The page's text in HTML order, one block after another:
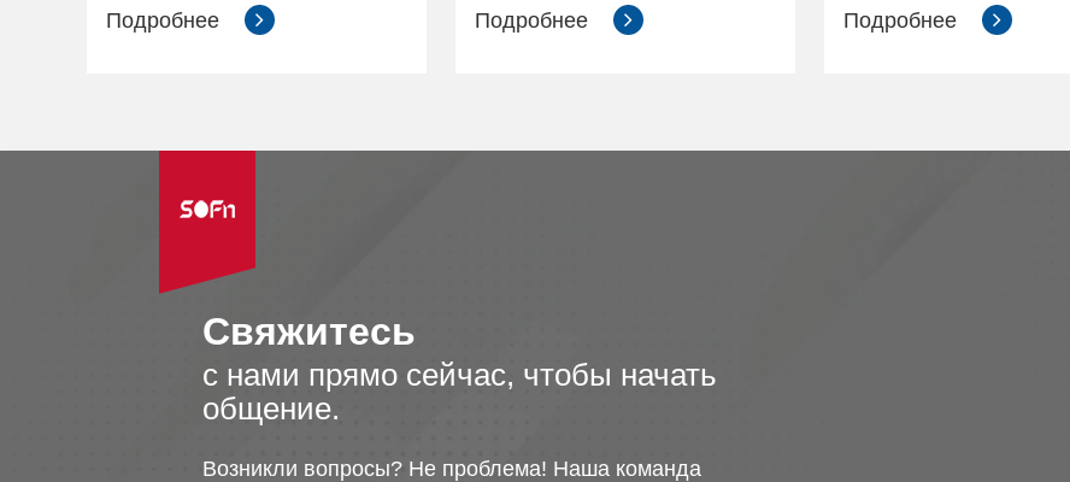
Подробнее Подробнее Подробнее
Свяжитесь
с нами прямо сейчас, чтобы начать
общение.
Возникли вопросы? Не проблема! Наша команда